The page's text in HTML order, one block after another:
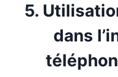
5.
dans